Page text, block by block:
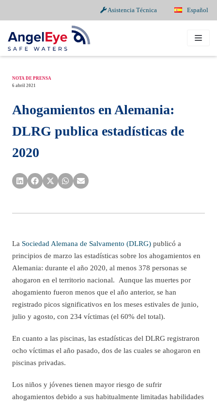
Asistencia Técnica Español
al
contenido
NOTA DE PRENSA
6 abril 2021
Ahogamientos en Alemania:
DLRG publica estadísticas de
2020
La Sociedad Alemana de Salvamento (DLRG) publicó a
principios de marzo las estadísticas sobre los ahogamientos en
Alemania: durante el año 2020, al menos 378 personas se
ahogaron en el territorio nacional. Aunque las muertes por
ahogamiento fueron menos que el año anterior, se han
registrado picos significativos en los meses estivales de junio,
julio y agosto, con 234 víctimas (el 60% del total).
En cuanto a las piscinas, las estadísticas del DLRG registraron
ocho víctimas el año pasado, dos de las cuales se ahogaron en
piscinas privadas.
Los niños y jóvenes tienen mayor riesgo de sufrir
ahogamientos debido a sus habitualmente limitadas habilidades